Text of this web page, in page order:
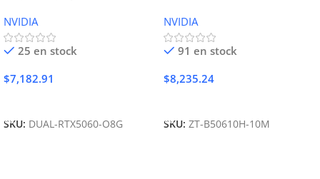
NVIDIA
25 en stock
$7,182.91
SKU: DUAL-RTX5060-O8G
NVIDIA
91 en stock
$8,235.24
SKU: ZT-B50610H-10M